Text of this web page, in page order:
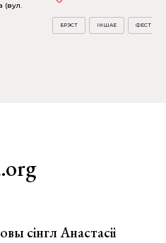
(вул.
БРЭСТ ІНШАЕ
сінгл Анастасіі